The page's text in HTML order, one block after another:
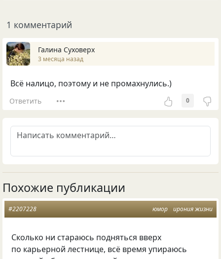
1 комментарий
Галина Суховерх
3 месяца назад
Всё налицо, поэтому и не промахнулись.)
Ответить 0
Похожие публикации
юмор ирония жизни
#2207228
Сколько ни стараюсь подняться вверх
по карьерной лестнице, всё время упираюсь